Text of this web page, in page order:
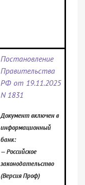
Постановление
Правительства
РФ от 19.11.2025
N 1831
Документ включен в
информационный
банк:
— Российское
законодательство
(Версия Проф)